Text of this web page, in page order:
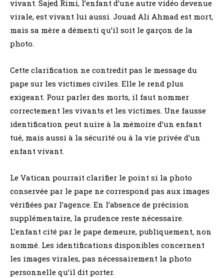
vivant. Sajed Rimi, l’enfant d’une autre vidéo devenue
virale, est vivant lui aussi. Jouad Ali Ahmad est mort,
mais sa mère a démenti qu’il soit le garçon de la
photo.
Cette clarification ne contredit pas le message du
pape sur les victimes civiles. Elle le rend plus
exigeant. Pour parler des morts, il faut nommer
correctement les vivants et les victimes. Une fausse
identification peut nuire à la mémoire d’un enfant
tué, mais aussi à la sécurité ou à la vie privée d’un
enfant vivant.
Le Vatican pourrait clarifier le point si la photo
conservée par le pape ne correspond pas aux images
vérifiées par l’agence. En l’absence de précision
supplémentaire, la prudence reste nécessaire.
L’enfant cité par le pape demeure, publiquement, non
nommé. Les identifications disponibles concernent
les images virales, pas nécessairement la photo
personnelle qu’il dit porter.